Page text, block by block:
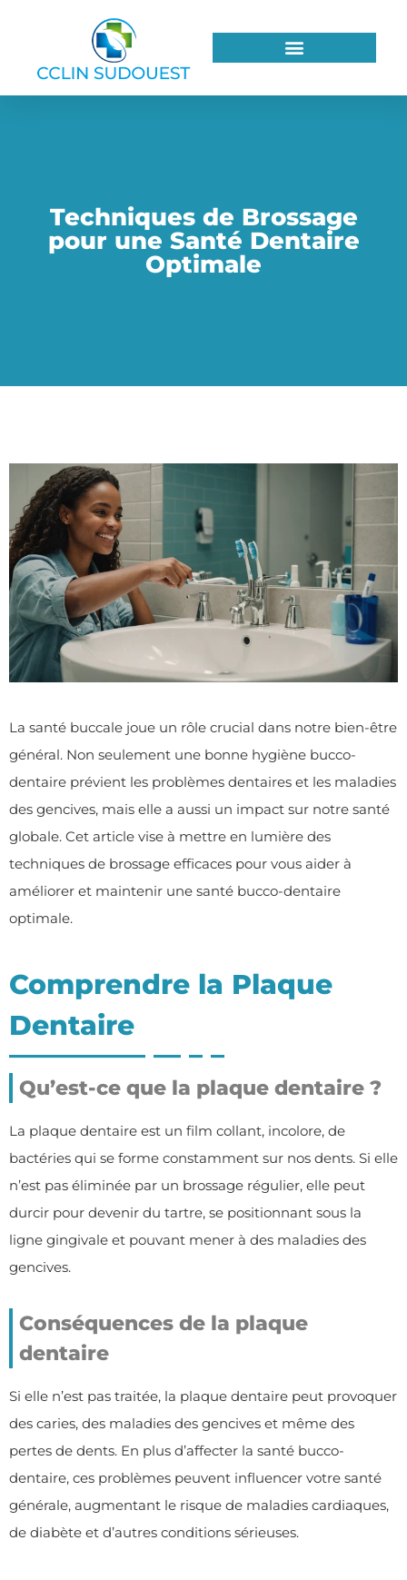
Techniques de Brossage
pour une Santé Dentaire
Optimale
La santé buccale joue un rôle crucial dans notre bien-être
général. Non seulement une bonne hygiène bucco-
dentaire prévient les problèmes dentaires et les maladies
des gencives, mais elle a aussi un impact sur notre santé
globale. Cet article vise à mettre en lumière des
techniques de brossage efficaces pour vous aider à
améliorer et maintenir une santé bucco-dentaire
optimale.
Comprendre la Plaque
Dentaire
Qu’est-ce que la plaque dentaire ?
La plaque dentaire est un film collant, incolore, de
bactéries qui se forme constamment sur nos dents. Si elle
n’est pas éliminée par un brossage régulier, elle peut
durcir pour devenir du tartre, se positionnant sous la
ligne gingivale et pouvant mener à des maladies des
gencives.
Conséquences de la plaque
dentaire
Si elle n’est pas traitée, la plaque dentaire peut provoquer
des caries, des maladies des gencives et même des
pertes de dents. En plus d’affecter la santé bucco-
dentaire, ces problèmes peuvent influencer votre santé
générale, augmentant le risque de maladies cardiaques,
de diabète et d’autres conditions sérieuses.